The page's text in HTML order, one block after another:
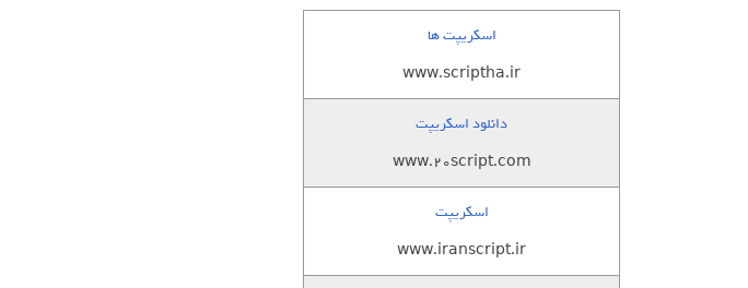
اسکریپت ها
www.scriptha.ir
دانلود اسکریپت
www.20script.com
اسکریپت
www.iranscript.ir